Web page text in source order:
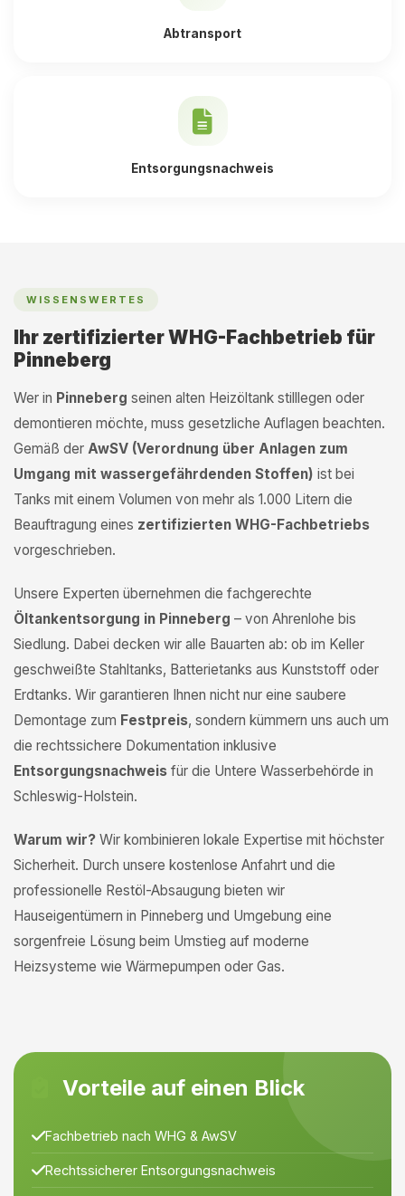
Abtransport
Entsorgungsnachweis
WISSENSWERTES
Ihr zertifizierter WHG-Fachbetrieb für
Pinneberg
Wer in Pinneberg seinen alten Heizöltank stilllegen oder
demontieren möchte, muss gesetzliche Auflagen beachten.
Gemäß der AwSV (Verordnung über Anlagen zum
Umgang mit wassergefährdenden Stoffen) ist bei
Tanks mit einem Volumen von mehr als 1.000 Litern die
Beauftragung eines zertifizierten WHG-Fachbetriebs
vorgeschrieben.
Unsere Experten übernehmen die fachgerechte
Öltankentsorgung in Pinneberg – von Ahrenlohe bis
Siedlung. Dabei decken wir alle Bauarten ab: ob im Keller
geschweißte Stahltanks, Batterietanks aus Kunststoff oder
Erdtanks. Wir garantieren Ihnen nicht nur eine saubere
Demontage zum Festpreis, sondern kümmern uns auch um
die rechtssichere Dokumentation inklusive
Entsorgungsnachweis für die Untere Wasserbehörde in
Schleswig-Holstein.
Warum wir? Wir kombinieren lokale Expertise mit höchster
Sicherheit. Durch unsere kostenlose Anfahrt und die
professionelle Restöl-Absaugung bieten wir
Hauseigentümern in Pinneberg und Umgebung eine
sorgenfreie Lösung beim Umstieg auf moderne
Heizsysteme wie Wärmepumpen oder Gas.
Vorteile auf einen Blick
Fachbetrieb nach WHG & AwSV
Rechtssicherer Entsorgungsnachweis